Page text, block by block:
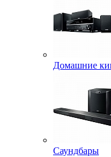
Домашние
Саундбары